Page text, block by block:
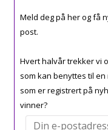
Meld deg på her og få
post.
Hvert halvår trekker vi
som kan benyttes til
som er registrert på
vinner?